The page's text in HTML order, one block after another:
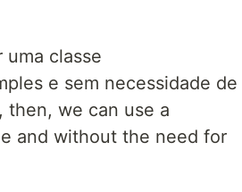
classe
e sem necessidade de
then, we can use a
and without the need for